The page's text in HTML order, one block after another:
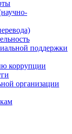
поддержки
коррупции
организации